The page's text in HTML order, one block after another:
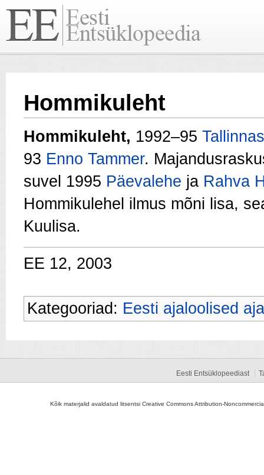
Hommikuleht
Hommikuleht, 1992–95 Tallinnas
93 Enno Tammer.
suvel 1995 Päevalehe ja Rahva
Hommikulehel ilmus mõni lisa,
Kuulisa.
EE 12, 2003
Kategooriad: Eesti ajaloolised
Eesti Entsüklopeediast
Kõik materjalid avaldatud litsentsi Creative Commons Attribution-